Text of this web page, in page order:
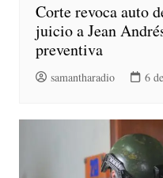
Corte revoca auto
juicio a Jean
preventiva
samantharadio 6